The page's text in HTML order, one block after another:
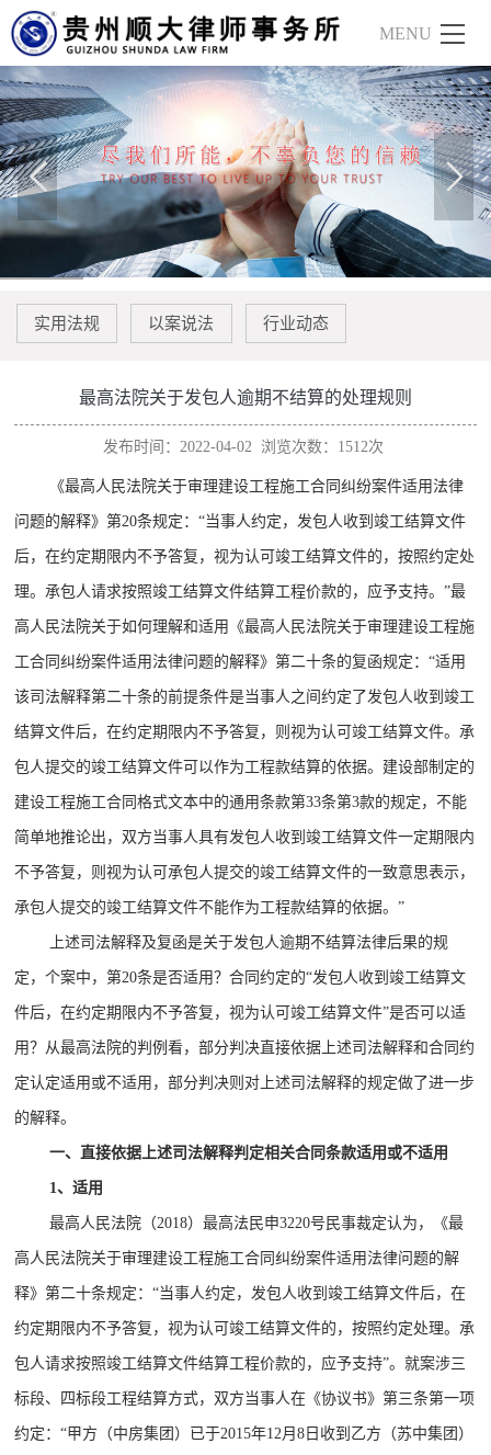
实用法规 以案说法 行业动态
最高法院关于发包人逾期不结算的处理规则
发布时间：2022-04-02 浏览次数：1512次
《最高人民法院关于审理建设工程施工合同纠纷案件适用法律
问题的解释》第20条规定：“当事人约定，发包人收到竣工结算文件
后，在约定期限内不予答复，视为认可竣工结算文件的，按照约定处
理。承包人请求按照竣工结算文件结算工程价款的，应予支持。”最
高人民法院关于如何理解和适用《最高人民法院关于审理建设工程施
工合同纠纷案件适用法律问题的解释》第二十条的复函规定：“适用
该司法解释第二十条的前提条件是当事人之间约定了发包人收到竣工
结算文件后，在约定期限内不予答复，则视为认可竣工结算文件。承
包人提交的竣工结算文件可以作为工程款结算的依据。建设部制定的
建设工程施工合同格式文本中的通用条款第33条第3款的规定，不能
简单地推论出，双方当事人具有发包人收到竣工结算文件一定期限内
不予答复，则视为认可承包人提交的竣工结算文件的一致意思表示，
承包人提交的竣工结算文件不能作为工程款结算的依据。”
上述司法解释及复函是关于发包人逾期不结算法律后果的规
定，个案中，第20条是否适用？合同约定的“发包人收到竣工结算文
件后，在约定期限内不予答复，视为认可竣工结算文件”是否可以适
用？从最高法院的判例看，部分判决直接依据上述司法解释和合同约
定认定适用或不适用，部分判决则对上述司法解释的规定做了进一步
的解释。
一、直接依据上述司法解释判定相关合同条款适用或不适用
1、适用
最高人民法院（2018）最高法民申3220号民事裁定认为，《最
高人民法院关于审理建设工程施工合同纠纷案件适用法律问题的解
释》第二十条规定：“当事人约定，发包人收到竣工结算文件后，在
约定期限内不予答复，视为认可竣工结算文件的，按照约定处理。承
包人请求按照竣工结算文件结算工程价款的，应予支持”。就案涉三
标段、四标段工程结算方式，双方当事人在《协议书》第三条第一项
约定：“甲方（中房集团）已于2015年12月8日收到乙方（苏中集团）